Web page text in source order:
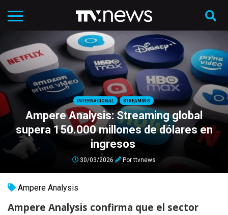
INTERNACIONAL STREAMING
Ampere Analysis: Streaming global
supera 150.000 millones de dólares en
ingresos
30/03/2026 Porttvnews
Ampere Analysis
Ampere Analysis confirma que el sector